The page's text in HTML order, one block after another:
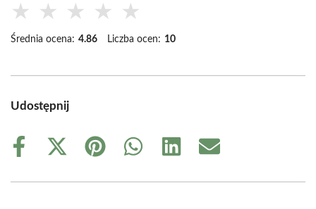
★ ★ ★ ★ ★
Średnia ocena: 4.86 Liczba ocen: 10
Udostępnij
Share
Share
(Twitter)
Share
Share
Share
Share